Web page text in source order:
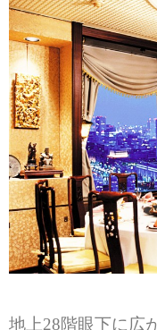
地上28階眼下に広